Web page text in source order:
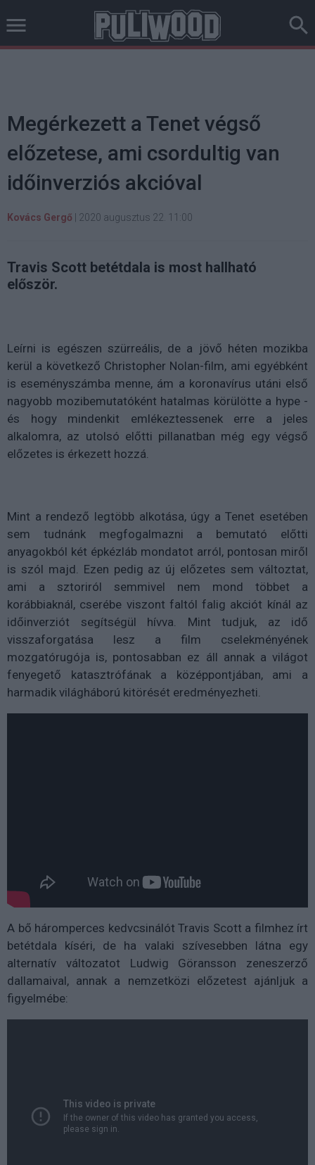
Megérkezett a Tenet végső
előzetese, ami csordultig van
időinverziós akcióval
Kovács Gergő 2020 augusztus 22. 11:00
Travis Scott betétdala is most hallható
először.
Leírni is egészen szürreális, de a jövő héten mozikba
kerül a következő Christopher Nolan-film, ami egyébként
is eseményszámba menne, ám a koronavírus utáni első
nagyobb mozibemutatóként hatalmas körülötte a hype -
és hogy mindenkit emlékeztessenek erre a jeles
alkalomra, az utolsó előtti pillanatban még egy végső
előzetes is érkezett hozzá.
Mint a rendező legtöbb alkotása, úgy a Tenet esetében
sem tudnánk megfogalmazni a bemutató előtti
anyagokból két épkézláb mondatot arról, pontosan miről
is szól majd. Ezen pedig az új előzetes sem változtat,
ami a sztoriról semmivel nem mond többet a
korábbiaknál, cserébe viszont faltól falig akciót kínál az
időinverziót segítségül hívva. Mint tudjuk, az idő
visszaforgatása lesz a film cselekményének
mozgatórugója is, pontosabban ez áll annak a világot
fenyegető katasztrófának a középpontjában, ami a
harmadik világháború kitörését eredményezheti.
A bő háromperces kedvcsinálót Travis Scott a filmhez írt
betétdala kíséri, de ha valaki szívesebben látna egy
alternatív változatot Ludwig Göransson zeneszerző
dallamaival, annak a nemzetközi előzetest ajánljuk a
figyelmébe: